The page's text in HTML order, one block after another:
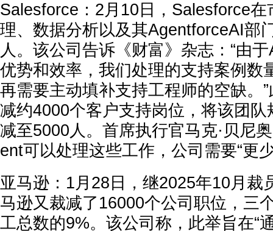
Salesforce： 2月10日，Salesforce
理、数据分析以及其AgentforceAI部
人 。该公司告诉《财富》杂志：“由
优势和效率，我们处理的支持案例数
再需要主动填补支持工程师的空缺。
减约4000个客户支持岗位，将该团
减至5000人。首席执行官马克·贝尼
ent可以处理这些工作，公司需要“更
亚马逊： 1月28日，继2025年10月裁
马逊又裁减了 16000个公司职位，三
工总数的9%。该公司称，此举旨在“